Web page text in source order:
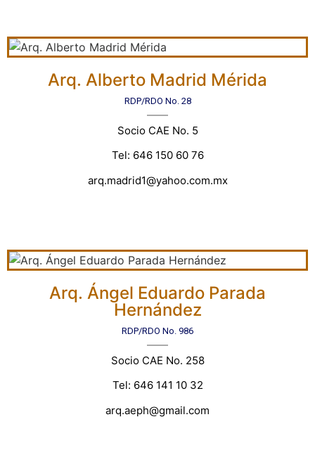
Arq. Alberto Madrid Mérida
RDP/RDO No. 28
Socio CAE No. 5
Tel: 646 150 60 76
arq.madrid1@yahoo.com.mx
Arq. Ángel Eduardo Parada
Hernández
RDP/RDO No. 986
Socio CAE No. 258
Tel: 646 141 10 32
arq.aeph@gmail.com